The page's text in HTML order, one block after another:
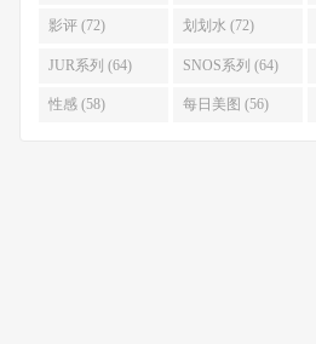
影评 (72) 划划水 (72)
JUR系列 (64) SNOS系列 (64)
性感 (58) 每日美图 (56)